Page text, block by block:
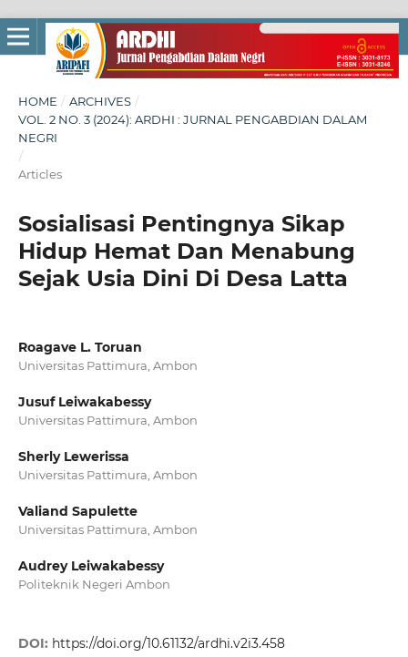
HOME / ARCHIVES /
VOL. 2 NO. 3 (2024): ARDHI : JURNAL PENGABDIAN DALAM
NEGRI
/
Articles
Sosialisasi Pentingnya Sikap
Hidup Hemat Dan Menabung
Sejak Usia Dini Di Desa Latta
Roagave L. Toruan
Universitas Pattimura, Ambon
Jusuf Leiwakabessy
Universitas Pattimura, Ambon
Sherly Lewerissa
Universitas Pattimura, Ambon
Valiand Sapulette
Universitas Pattimura, Ambon
Audrey Leiwakabessy
Politeknik Negeri Ambon
DOI: https://doi.org/10.61132/ardhi.v2i3.458